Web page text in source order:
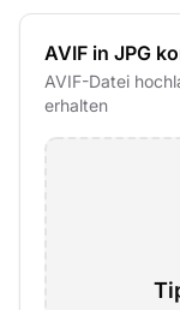
AVIF in JPG
AVIF-Datei
erhalten